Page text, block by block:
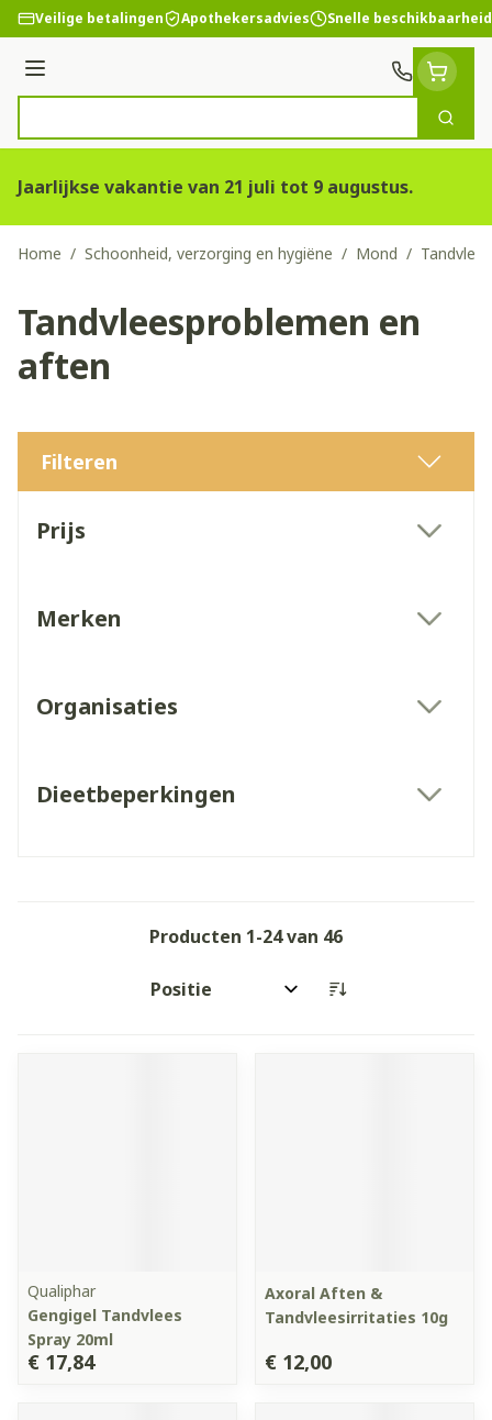
Ga naar de inhoud
Veilige betalingen Apothekersadvies Snelle beschikbaarheid
Menu
Zoek
Jaarlijkse vakantie van 21 juli tot 9 augustus.
Home / Schoonheid, verzorging en hygiëne / Mond /
Tandvleesproblemen en
aften
Filteren
Prijs
Merken
Organisaties
Dieetbeperkingen
Producten 1-24van 46
Sorteer op:
Qualiphar
Gengigel Tandvlees
Spray 20ml
€ 17,84
Axoral Aften &
Tandvleesirritaties 10g
€ 12,00